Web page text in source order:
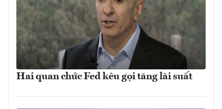
Hai quan chức Fed kêu gọi tăng lãi suất